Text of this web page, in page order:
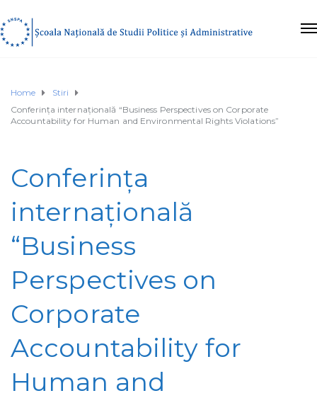
Home
Stiri
Conferința internațională “Business Perspectives on Corporate
Accountability for Human and Environmental Rights Violations”
Conferința
internațională
“Business
Perspectives on
Corporate
Accountability for
Human and